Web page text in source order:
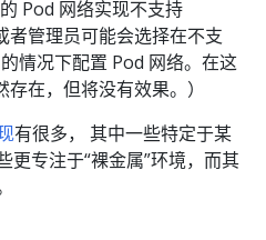
Pod 网络实现不支持
管理员可能会选择在不支
情况下配置 Pod 网络。在这
在，但将没有效果。）
有很多， 其中一些特定于某
更专注于“裸金属”环境，而其